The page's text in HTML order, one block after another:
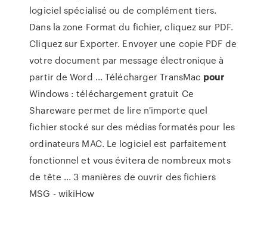
logiciel spécialisé ou de complément tiers.
Dans la zone Format du fichier, cliquez sur PDF.
Cliquez sur Exporter. Envoyer une copie PDF de
votre document par message électronique à
partir de Word ... Télécharger TransMac pour
Windows : téléchargement gratuit Ce
Shareware permet de lire n'importe quel
fichier stocké sur des médias formatés pour les
ordinateurs MAC. Le logiciel est parfaitement
fonctionnel et vous évitera de nombreux mots
de tête ... 3 manières de ouvrir des fichiers
MSG - wikiHow